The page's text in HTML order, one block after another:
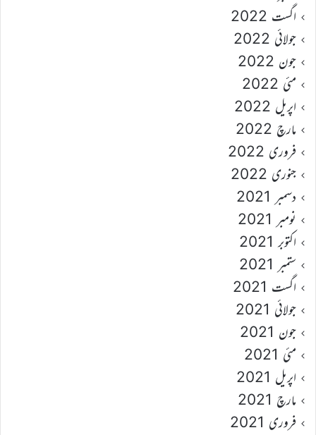
اگست 2022
جولائی 2022
جون 2022
مئی 2022
اپریل 2022
مارچ 2022
فروری 2022
جنوری 2022
دسمبر 2021
نومبر 2021
اکتوبر 2021
ستمبر 2021
اگست 2021
جولائی 2021
جون 2021
مئی 2021
اپریل 2021
مارچ 2021
فروری 2021